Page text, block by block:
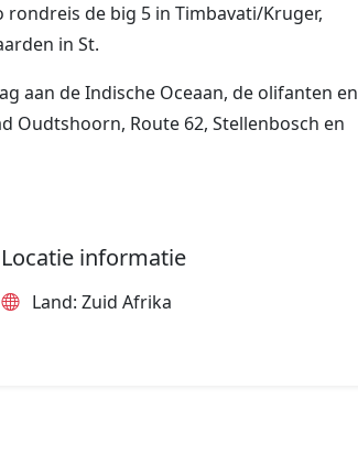
de big 5 in Timbavati/Kruger,
in St.
aan de Indische Oceaan, de olifanten en
Route 62, Stellenbosch en
Locatie informatie
Land: Zuid Afrika